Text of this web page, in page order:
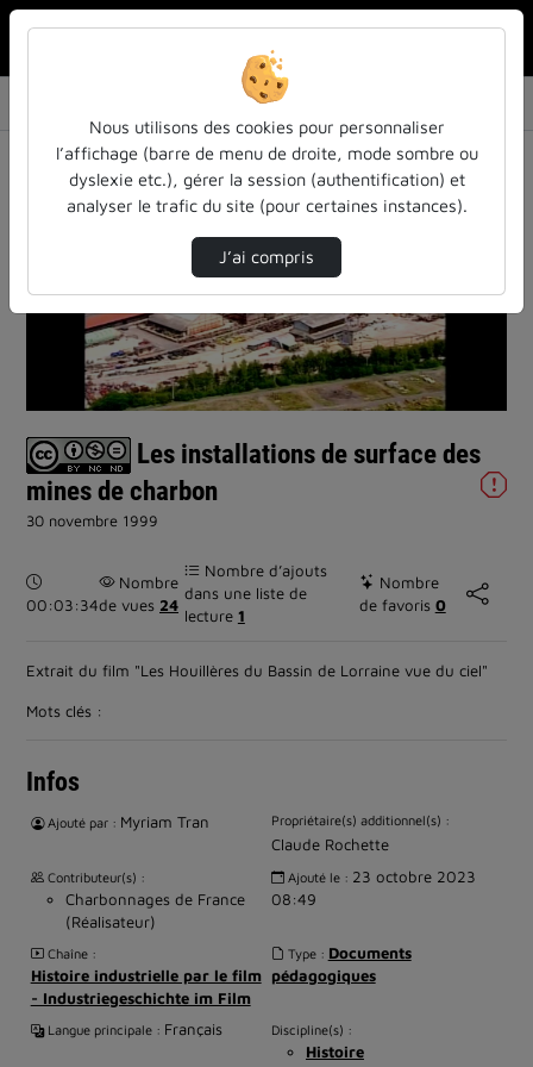
Les installations de surface des mines de ch…
Lire
la
vidéo
Les installations de surface des
mines de charbon
30 novembre 1999
Durée :
00:03:34
Nombre
de vues 24
Nombre d’ajouts
dans une liste de
lecture 1
Nombre
de favoris 0
Extrait du film "Les Houillères du Bassin de Lorraine vue du ciel"
Mots clés :
Infos
Ajouté par : Myriam Tran Propriétaire(s) additionnel(s) :
Claude Rochette
Contributeur(s) :
Charbonnages de France
(Réalisateur)
Ajouté le : 23 octobre 2023
08:49
Chaîne :
Histoire industrielle par le film
- Industriegeschichte im Film
Type : Documents
pédagogiques
Langue principale : Français Discipline(s) :
Histoire
Nous utilisons des cookies pour personnaliser
l’affichage (barre de menu de droite, mode sombre ou
dyslexie etc.), gérer la session (authentification) et
analyser le trafic du site (pour certaines instances).
J’ai compris